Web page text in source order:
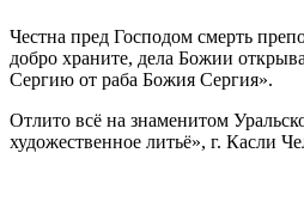
Честна пред Господом смерть
добро храните, дела Божии
Сергию от раба Божия Сергия».
Отлито всё на знаменитом
художественное литьё», г. Касли